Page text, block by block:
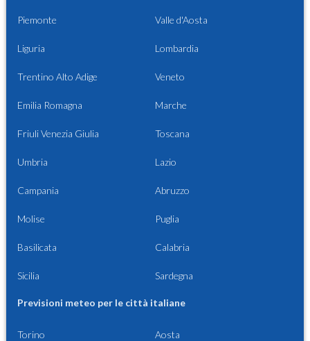
Piemonte Valle d'Aosta
Liguria Lombardia
Trentino Alto Adige Veneto
Emilia Romagna Marche
Friuli Venezia Giulia Toscana
Umbria Lazio
Campania Abruzzo
Molise Puglia
Basilicata Calabria
Sicilia Sardegna
Previsioni meteo per le città italiane
Torino Aosta